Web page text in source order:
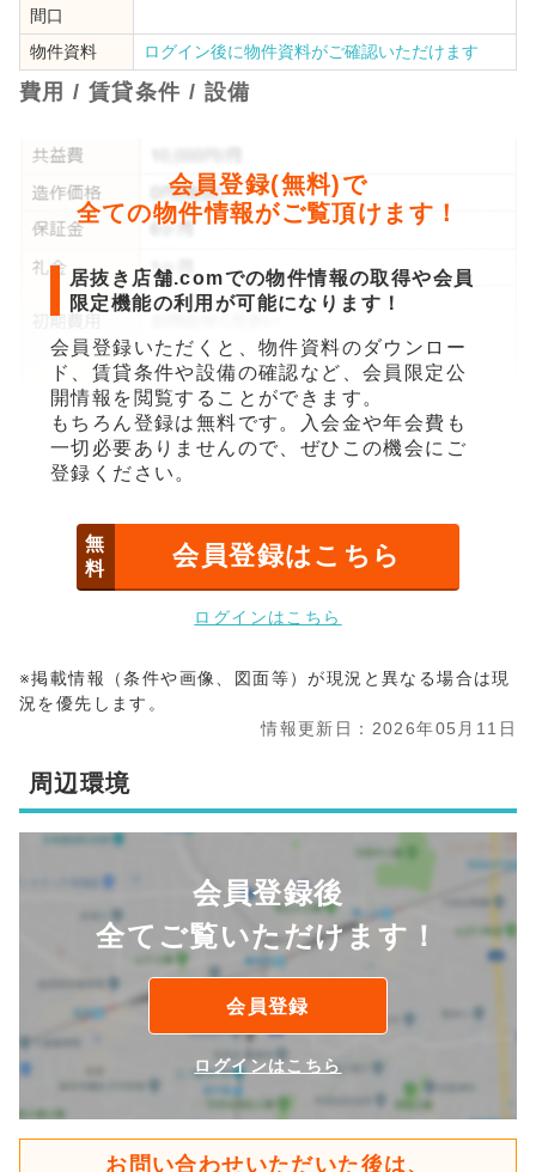
間口
物件資料
ログイン後に物件資料がご確認いただけます
費用 / 賃貸条件 / 設備
会員登録(無料)で
全ての物件情報がご覧頂けます！
居抜き店舗.comでの物件情報の取得や会員
限定機能の利用が可能になります！
会員登録いただくと、物件資料のダウンロー
ド、賃貸条件や設備の確認など、会員限定公
開情報を閲覧することができます。
もちろん登録は無料です。入会金や年会費も
一切必要ありませんので、ぜひこの機会にご
登録ください。
無
料
会員登録はこちら
ログインはこちら
※掲載情報（条件や画像、図面等）が現況と異なる場合は現
況を優先します。
情報更新日：2026年05月11日
周辺環境
会員登録後
全てご覧いただけます！
会員登録
ログインはこちら
お問い合わせいただいた後は、